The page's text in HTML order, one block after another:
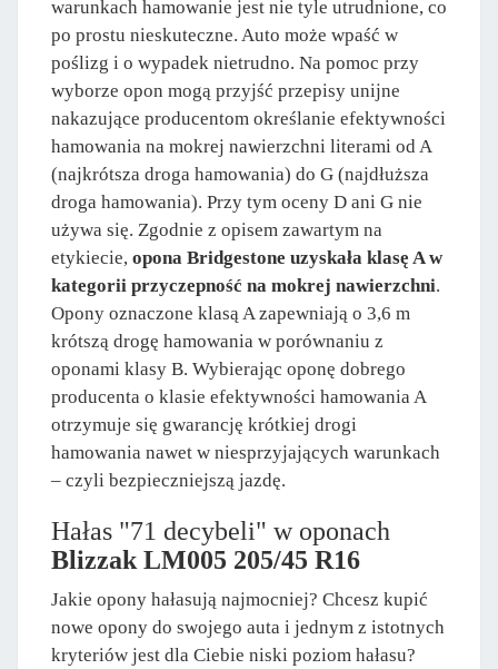
warunkach hamowanie jest nie tyle utrudnione, co
po prostu nieskuteczne. Auto może wpaść w
poślizg i o wypadek nietrudno. Na pomoc przy
wyborze opon mogą przyjść przepisy unijne
nakazujące producentom określanie efektywności
hamowania na mokrej nawierzchni literami od A
(najkrótsza droga hamowania) do G (najdłuższa
droga hamowania). Przy tym oceny D ani G nie
używa się. Zgodnie z opisem zawartym na
etykiecie, opona Bridgestone uzyskała klasę A w
kategorii przyczepność na mokrej nawierzchni.
Opony oznaczone klasą A zapewniają o 3,6 m
krótszą drogę hamowania w porównaniu z
oponami klasy B. Wybierając oponę dobrego
producenta o klasie efektywności hamowania A
otrzymuje się gwarancję krótkiej drogi
hamowania nawet w niesprzyjających warunkach
– czyli bezpieczniejszą jazdę.
Hałas "71 decybeli" w oponach
Blizzak LM005 205/45 R16
Jakie opony hałasują najmocniej? Chcesz kupić
nowe opony do swojego auta i jednym z istotnych
kryteriów jest dla Ciebie niski poziom hałasu?